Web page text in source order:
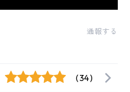
通報する
(34)